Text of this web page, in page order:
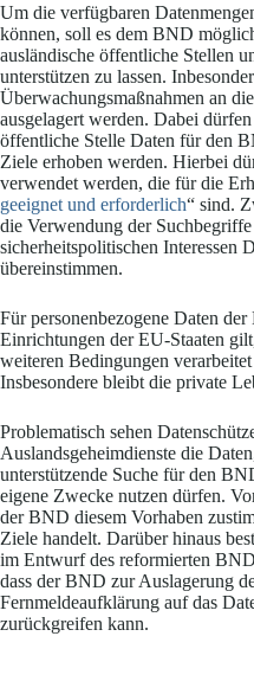
Um die verfügbaren
können, soll es dem BND
ausländische öffentliche Stellen
unterstützen zu lassen.
Überwachungsmaßnahmen an
ausgelagert werden. Dabei
öffentliche Stelle Daten für den
Ziele erhoben werden. Hierbei
verwendet werden, die für die
geeignet und erforderlich“ sind.
die Verwendung der
sicherheitspolitischen Interessen
übereinstimmen.
Für personenbezogene Daten
Einrichtungen der EU-Staaten
weiteren Bedingungen
Insbesondere bleibt die private
Problematisch sehen
Auslandsgeheimdienste die
unterstützende Suche für den
eigene Zwecke nutzen dürfen.
der BND diesem Vorhaben
Ziele handelt. Darüber hinaus
im Entwurf des reformierten
dass der BND zur Auslagerung
Fernmeldeaufklärung auf das
zurückgreifen kann.